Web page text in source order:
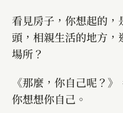
看見房子，你想起的
頭，相親生活的地方
場所？
《那麼，你自己呢？
你想想你自己。